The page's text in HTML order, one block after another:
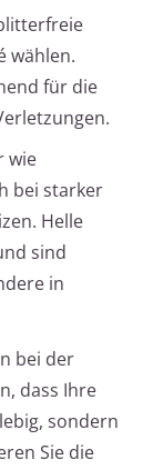
wählen.
für die
wie
bei starker
Helle
sind
in
bei der
dass Ihre
sondern
Sie die